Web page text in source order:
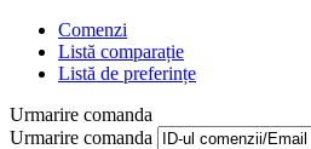
Comenzi
Listă comparație
Listă de preferințe
Urmarire comanda
Urmarire comanda